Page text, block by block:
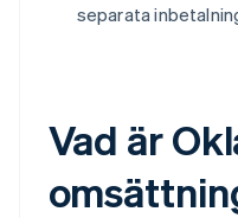
separata
Vad är